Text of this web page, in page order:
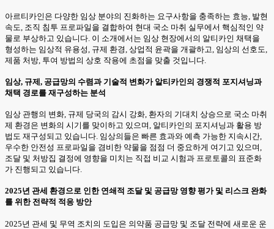
아르티카인은 다양한 임상 분야의 진화하는 요구사항을 충족하는 효능, 발현
속도, 조직 침투 프로파일을 결합하여 현대 국소 마취 실무에서 핵심적인 약
물로 부상하고 있습니다. 이 소개에서는 임상 현장에서의 알티카인 채택을
형성하는 임상적 유용성, 규제 환경, 상업적 윤곽을 개괄하고, 임상의 선호도,
제품 처방, 투여 방법의 상호 작용에 초점을 맞출 것입니다.
임상, 규제, 공급망의 수렴과 기술적 변화가 알티카인의 경쟁적 포지셔닝과
채택 경로를 재구성하는 분석
임상 관행의 변화, 규제 당국의 감시 강화, 환자의 기대치 상승으로 국소 마취
제 환경은 변화의 시기를 맞이하고 있으며, 알티카인의 포지셔닝과 활용 방
법도 재구성되고 있습니다. 임상의들은 빠른 효과와 예측 가능한 지속시간,
우수한 안전성 프로파일을 겸비한 약물을 점점 더 중요하게 여기고 있으며,
조달 및 처방집 결정에 영향을 미치는 직접 비교 시험과 프로토콜의 표준화
가 진행되고 있습니다.
2025년 관세 환경으로 인한 연쇄적 조달 및 공급망 영향 평가 및 리스크 완화
를 위한 전략적 적응 방안
2025년 관세 및 무역 조치의 도입은 의약품 공급망 및 조달 전략에 새로운 운